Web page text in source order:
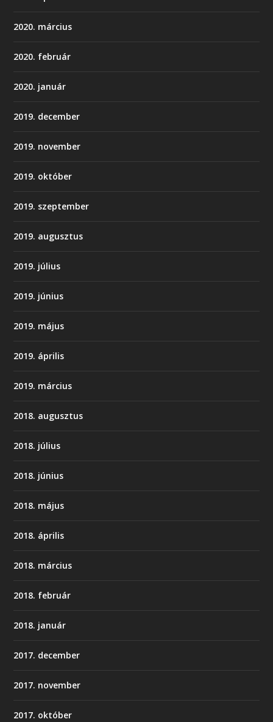
2020. március
2020. február
2020. január
2019. december
2019. november
2019. október
2019. szeptember
2019. augusztus
2019. július
2019. június
2019. május
2019. április
2019. március
2018. augusztus
2018. július
2018. június
2018. május
2018. április
2018. március
2018. február
2018. január
2017. december
2017. november
2017. október